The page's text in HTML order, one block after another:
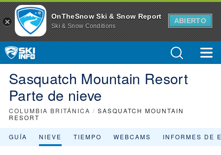
OnTheSnow Ski & Snow Report
Ski & Snow Conditions
ABIERTO
Sasquatch Mountain Resort
Parte de nieve
COLUMBIA BRITÁNICA / SASQUATCH MOUNTAIN
RESORT
GUÍA NIEVE TIEMPO WEBCAMS INFORMES DE